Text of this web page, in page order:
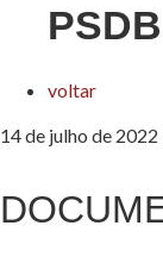
PSDB
voltar
14 de julho de 2022